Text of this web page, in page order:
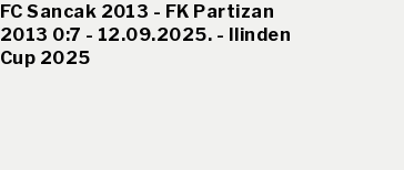
FC Sancak 2013 - FK Partizan
2013 0:7 - 12.09.2025. - Ilinden
Cup 2025